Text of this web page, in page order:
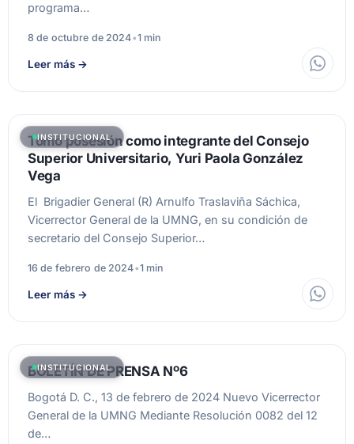
programa…
8 de octubre de 2024•1 min
Leer más →
INSTITUCIONAL
Tomó posesión como integrante del Consejo
Superior Universitario, Yuri Paola González
Vega
El Brigadier General (R) Arnulfo Traslaviña Sáchica,
Vicerrector General de la UMNG, en su condición de
secretario del Consejo Superior…
16 de febrero de 2024•1 min
Leer más →
INSTITUCIONAL
BOLETÍN DE PRENSA Nº6
Bogotá D. C., 13 de febrero de 2024 Nuevo Vicerrector
General de la UMNG Mediante Resolución 0082 del 12
de…